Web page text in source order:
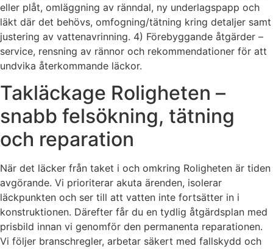
eller plåt, omläggning av ränndal, ny underlagspapp och
läkt där det behövs, omfogning/tätning kring detaljer samt
justering av vattenavrinning. 4) Förebyggande åtgärder –
service, rensning av rännor och rekommendationer för att
undvika återkommande läckor.
Takläckage Roligheten –
snabb felsökning, tätning
och reparation
När det läcker från taket i och omkring Roligheten är tiden
avgörande. Vi prioriterar akuta ärenden, isolerar
läckpunkten och ser till att vatten inte fortsätter in i
konstruktionen. Därefter får du en tydlig åtgärdsplan med
prisbild innan vi genomför den permanenta reparationen.
Vi följer branschregler, arbetar säkert med fallskydd och